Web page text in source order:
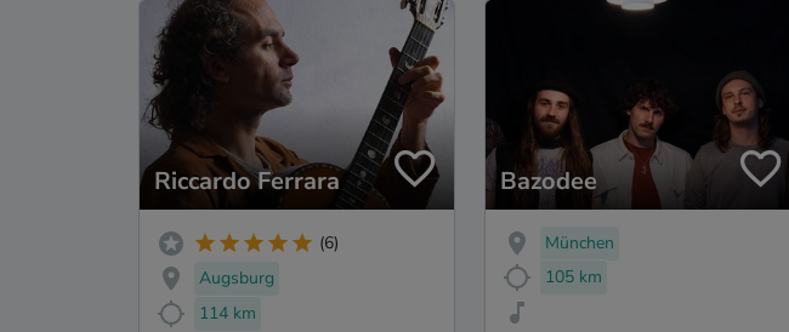
Riccardo Ferrara
(6)
Augsburg
114 km
Bazodee
München
105 km